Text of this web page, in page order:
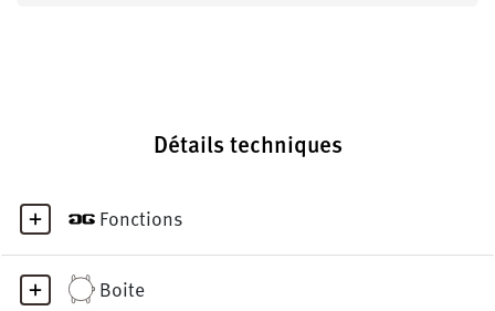
Détails techniques
Fonctions
Boite